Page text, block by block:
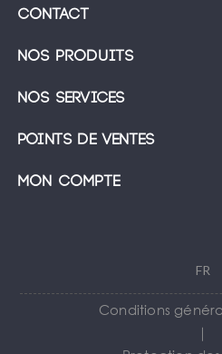
Contact
Nos produits
Nos services
Points de ventes
Mon compte
FR
Conditions
｜